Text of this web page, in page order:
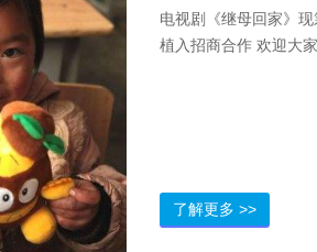
5000元，有台词镜头
岁未定10万元，有台
有台词镜头。 黎萍：
娘未定5000元，有台
电视剧《继母回家》
植入招商合作 欢迎大
了解更多 >>